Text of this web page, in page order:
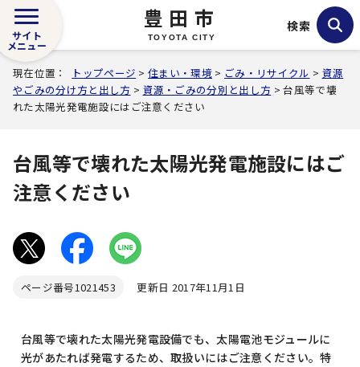
豊田市
TOYOTA CITY
サイト
メニュー
検索
現在位置： トップページ >住まい・環境 > ごみ・リサイクル > 資源
やごみの分け方と出し方 > 資源・ごみの分別と出し方 > 台風等で壊
れた太陽光発電施設にはご注意ください
台風等で壊れた太陽光発電施設にはご
注意ください
ページ番号1021453 更新日 2017年11月1日
台風等で壊れた太陽光発電設備でも、太陽電池モジュールに
光があたれば発電するため、取扱いにはご注意ください。特